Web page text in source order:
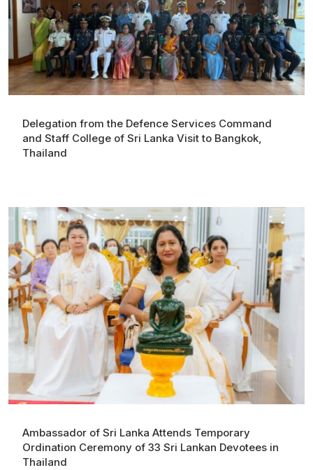
Delegation from the Defence Services Command
and Staff College of Sri Lanka Visit to Bangkok,
Thailand
Ambassador of Sri Lanka Attends Temporary
Ordination Ceremony of 33 Sri Lankan Devotees in
Thailand